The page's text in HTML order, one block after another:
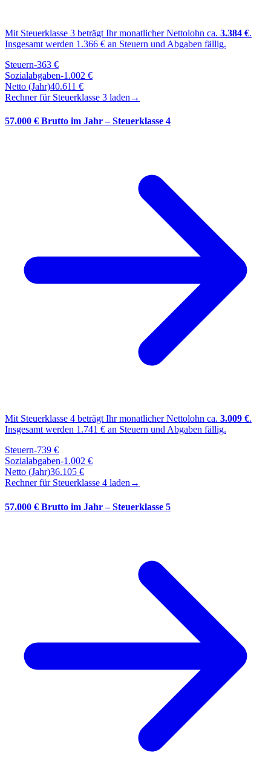
Mit Steuerklasse 3 beträgt Ihr monatlicher Nettolohn ca. 3.384 €.
Insgesamt werden 1.366 € an Steuern und Abgaben fällig.
Steuern-363 €
Sozialabgaben-1.002 €
Netto (Jahr)40.611 €
Rechner für Steuerklasse 3 laden →
57.000 € Brutto im Jahr – Steuerklasse 4
Mit Steuerklasse 4 beträgt Ihr monatlicher Nettolohn ca. 3.009 €.
Insgesamt werden 1.741 € an Steuern und Abgaben fällig.
Steuern-739 €
Sozialabgaben-1.002 €
Netto (Jahr)36.105 €
Rechner für Steuerklasse 4 laden →
57.000 € Brutto im Jahr – Steuerklasse 5